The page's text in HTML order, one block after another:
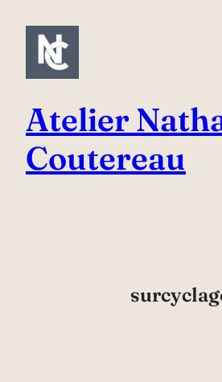
contenu
Atelier
Coutereau